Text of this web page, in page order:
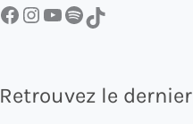
Facebook InstagramYouTube Spotify TikTok
Retrouvez le dernier